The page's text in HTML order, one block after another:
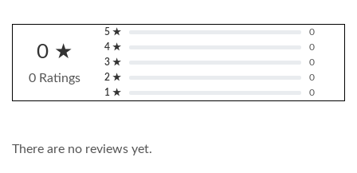
0 ★
0 Ratings
5 ★
0
4 ★
0
3 ★
0
2 ★
0
1 ★
0
There are no reviews yet.